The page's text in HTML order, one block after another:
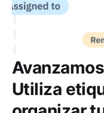
Utiliza